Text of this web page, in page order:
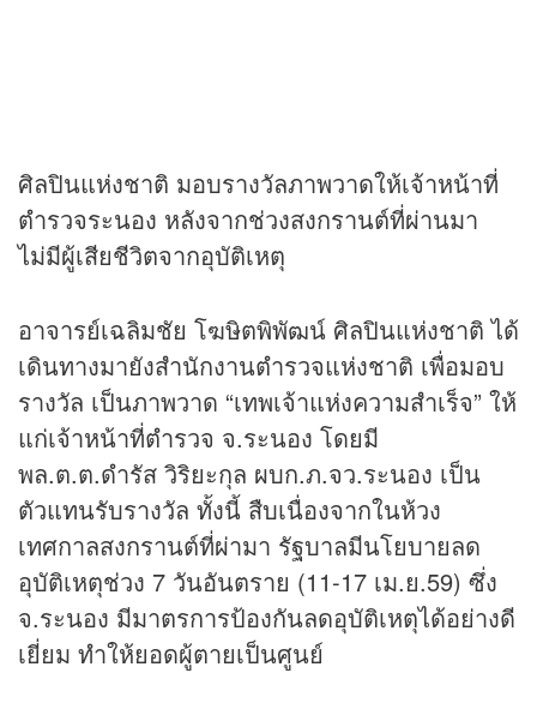
ศิลปินแห่งชาติ มอบรางวัลภาพวาดให้เจ้าหน้าที่
ตำรวจระนอง หลังจากช่วงสงกรานต์ที่ผ่านมา
ไม่มีผู้เสียชีวิตจากอุบัติเหตุ
อาจารย์เฉลิมชัย โฆษิตพิพัฒน์ ศิลปินแห่งชาติ ได้
เดินทางมายังสำนักงานตำรวจแห่งชาติ เพื่อมอบ
รางวัล เป็นภาพวาด “เทพเจ้าแห่งความสำเร็จ” ให้
แก่เจ้าหน้าที่ตำรวจ จ.ระนอง โดยมี
พล.ต.ต.ดำรัส วิริยะกุล ผบก.ภ.จว.ระนอง เป็น
ตัวแทนรับรางวัล ทั้งนี้ สืบเนื่องจากในห้วง
เทศกาลสงกรานต์ที่ผ่ามา รัฐบาลมีนโยบายลด
อุบัติเหตุช่วง 7 วันอันตราย (11-17 เม.ย.59) ซึ่ง
จ.ระนอง มีมาตรการป้องกันลดอุบัติเหตุได้อย่างดี
เยี่ยม ทำให้ยอดผู้ตายเป็นศูนย์